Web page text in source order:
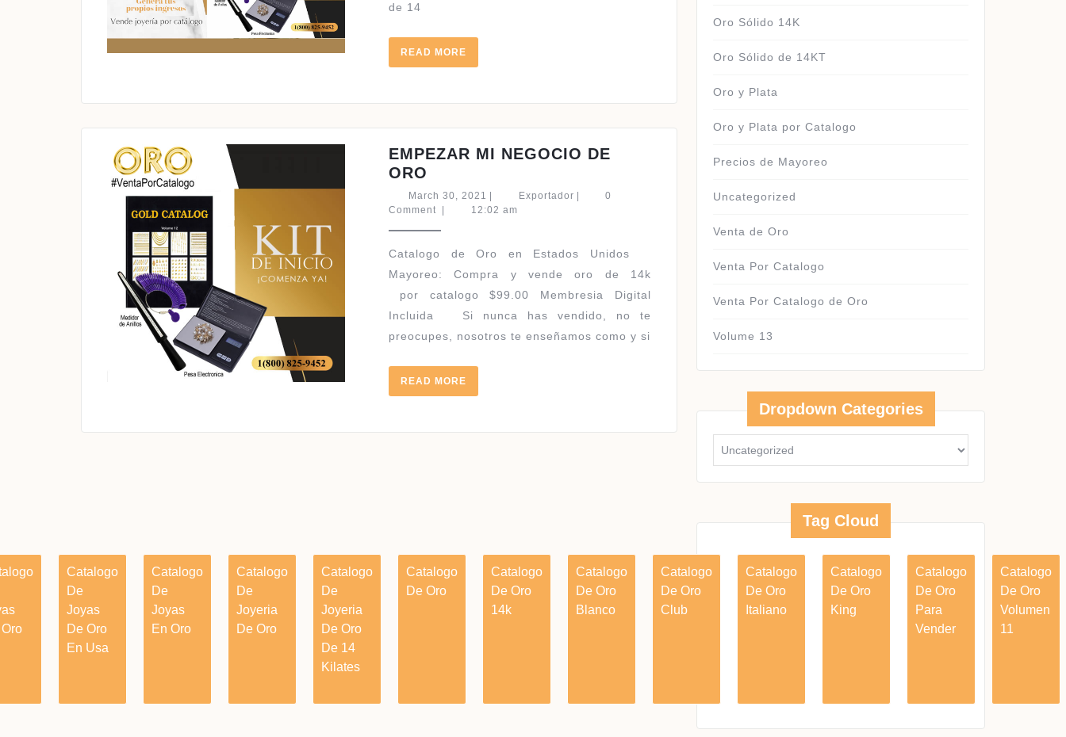
de 14
READ MORE
MORE
EMPEZAR MI NEGOCIO DE
ORO
MI
NEGOCIO
DE
ORO
March 30, 2021 March
30,
ExportadorExportador
0
Comment
12:02 am
Catalogo de Oro en Estados Unidos ​
Mayoreo: Compra y vende oro de 14k
por catalogo $99.00 Membresia Digital
Incluida Si nunca has vendido, no te
preocupes, nosotros te enseñamos como y si
READ MORE
MORE
Oro Sólido 14K
Oro Sólido de 14KT
Oro y Plata
Oro y Plata por Catalogo
Precios de Mayoreo
Uncategorized
Venta de Oro
Venta Por Catalogo
Venta Por Catalogo de Oro
Volume 13
Dropdown Categories
Tag Cloud
Catalogo
De
Joyas
De Oro
En Usa
Catalogo
De
Joyas
En Oro
Catalogo
De
Joyeria
De Oro
Catalogo
De
Joyeria
De Oro
De 14
Kilates
Catalogo
De Oro
Catalogo
De Oro
14k
Catalogo
De Oro
Blanco
Catalogo
De Oro
Club
Catalogo
De Oro
Italiano
Catalogo
De Oro
King
Catalogo
De Oro
Para
Vender
Catalogo
De Oro
Volumen
11